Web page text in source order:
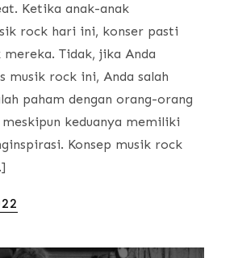
Ketika anak-anak
rock hari ini, konser pasti
mereka. Tidak, jika Anda
musik rock ini, Anda salah
paham dengan orang-orang
keduanya memiliki
Konsep musik rock